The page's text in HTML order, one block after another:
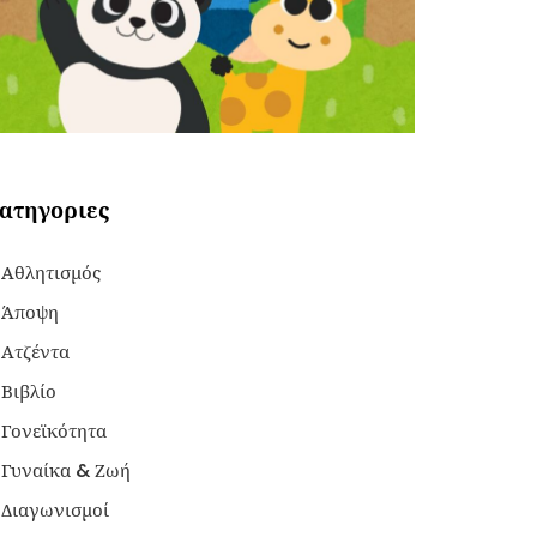
Αθλητισμός
Άποψη
Ατζέντα
Βιβλίο
Γονεϊκότητα
Γυναίκα & Ζωή
Διαγωνισμοί